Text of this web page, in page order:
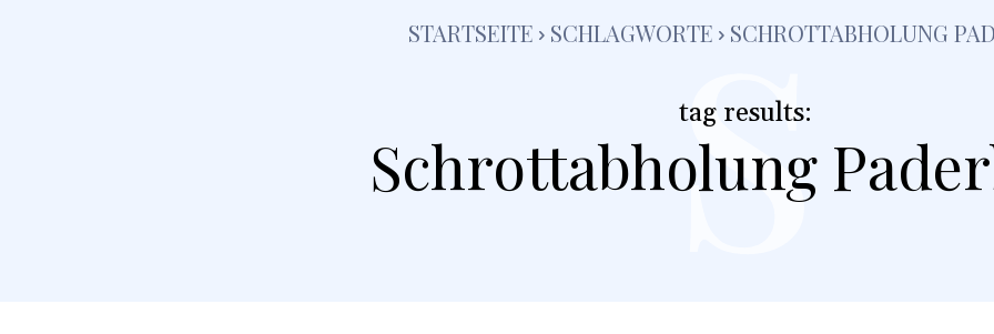
STARTSEITE SCHLAGWORTE SCHROTTABHOLUNG
tag results:
Schrottabholung
s